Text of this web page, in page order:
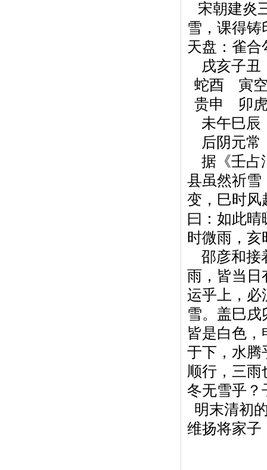
宋朝建炎
雪，课得铸
天盘：雀
戌亥子
蛇酉 寅
贵申 卯
未午巳辰
后阴元常
据《壬占
县虽然祈雪
变，巳时风
曰：如此
时微雨，亥
邵彦和接
雨，皆当日
运乎上，必
雪。盖巳
皆是白色
于下，水腾
顺行，三
冬无雪乎？
明末清初
维扬将家子